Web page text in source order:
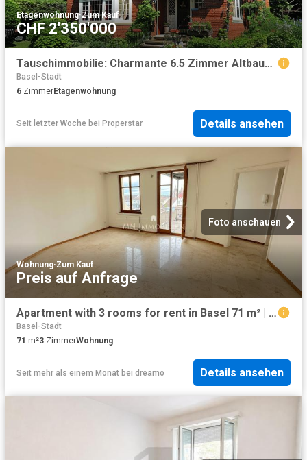
Etagenwohnung·Zum Kauf
CHF 2'350'000
Tauschimmobilie: Charmante 6.5 Zimmer Altbauwohnung im Herzen von Basel
Basel-Stadt
6 ZimmerEtagenwohnung
Seit letzter Woche bei Properstar Details ansehen
Foto anschauen
Wohnung·Zum Kauf
Preis auf Anfrage
Apartment with 3 rooms for rent in Basel 71 m² | dreamo. Ch
Basel-Stadt
71 m²3 ZimmerWohnung
Seit mehr als einem Monat bei dreamo Details ansehen